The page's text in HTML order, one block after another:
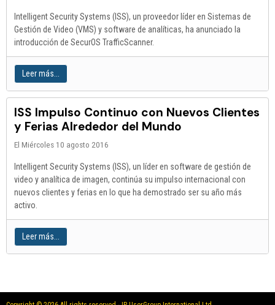
Intelligent Security Systems (ISS), un proveedor líder en Sistemas de
Gestión de Video (VMS) y software de analíticas, ha anunciado la
introducción de SecurOS TrafficScanner.
Leer más...
ISS Impulso Continuo con Nuevos Clientes
y Ferias Alrededor del Mundo
El Miércoles 10 agosto 2016
Intelligent Security Systems (ISS), un líder en software de gestión de
video y analítica de imagen, continúa su impulso internacional con
nuevos clientes y ferias en lo que ha demostrado ser su año más
activo.
Leer más...